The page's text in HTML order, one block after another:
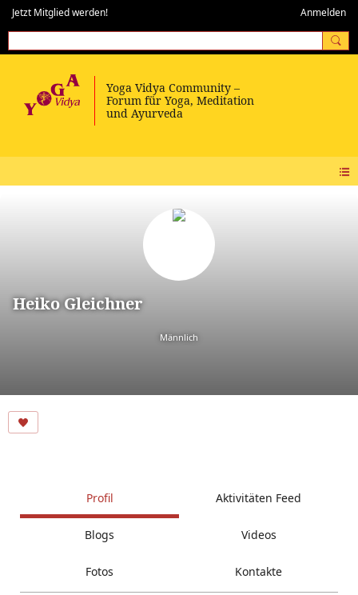
Jetzt Mitglied werden! Anmelden
Heiko Gleichner
Männlich
Profil Aktivitäten Feed
Blogs Videos
Fotos Kontakte